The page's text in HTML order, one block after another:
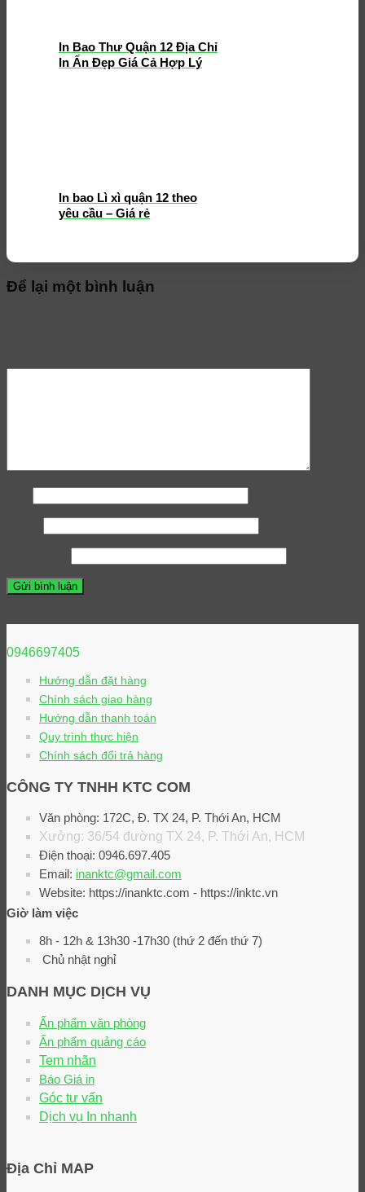
In Bao Thư Quận 12 Địa Chỉ
In Ấn Đẹp Giá Cả Hợp Lý
In bao Lì xì quận 12 theo
yêu cầu – Giá rẻ
Để lại một bình luận
0946697405
Hướng dẫn đặt hàng
Chính sách giao hàng
Hướng dẫn thanh toán
Quy trình thực hiện
Chính sách đổi trả hàng
CÔNG TY TNHH KTC COM
Văn phòng: 172C, Đ. TX 24, P. Thới An, HCM
Xưởng: 36/54 đường TX 24, P. Thới An, HCM
Điện thoại: 0946.697.405
Email: inanktc@gmail.com
Website: https://inanktc.com - https://inktc.vn
Giờ làm việc
8h - 12h & 13h30 -17h30 (thứ 2 đến thứ 7)
Chủ nhật nghỉ
DANH MỤC DỊCH VỤ
Ấn phẩm văn phòng
Ấn phẩm quảng cáo
Tem nhãn
Báo Giá in
Góc tư vấn
Dịch vụ In nhanh
Địa Chỉ MAP